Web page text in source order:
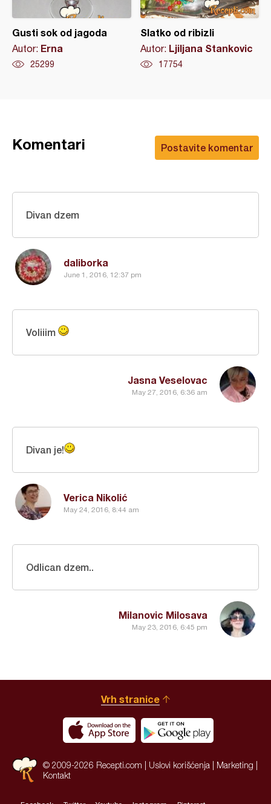
Gusti sok od jagoda
Autor: Erna
25299
Slatko od ribizli
Autor: Ljiljana Stankovic
17754
Postavite komentar
Komentari
daliborka
June 1, 2016, 12:37 pm
Divan dzem
Jasna Veselovac
May 27, 2016, 6:36 am
Voliiim
Verica Nikolić
May 24, 2016, 8:44 am
Divan je!
Milanovic Milosava
May 23, 2016, 6:45 pm
Odlican dzem..
Vrh stranice
© 2009-2026 Recepti.com | Uslovi korišćenja Marketing
Kontakt